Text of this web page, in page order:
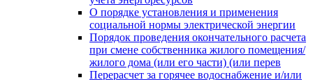
О порядке установления и применения
социальной нормы электрической энергии
Порядок проведения окончательного расчета
при смене собственника жилого помещения/
жилого дома (или его части) (или перев
Перерасчет за горячее водоснабжение и/или